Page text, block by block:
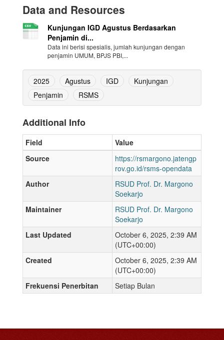
Data and Resources
Kunjungan IGD Agustus Berdasarkan
Penjamin di...
Data ini berisi spesialis, jumlah kunjungan dengan
penjamin UMUM, BPJS PBI,...
2025 Agustus IGD
Kunjungan
Penjamin
RSMS
Additional Info
Field
Value
Source
https://rsmargono.jatengp
rov.go.id/rsms-opendata
Author
RSUD Prof. Dr. Margono
Soekarjo
Maintainer
RSUD Prof. Dr. Margono
Soekarjo
Last Updated
October 6, 2025, 2:39 AM
(UTC+00:00)
Created
October 6, 2025, 2:39 AM
(UTC+00:00)
Frekuensi Penerbitan
Setiap Bulan